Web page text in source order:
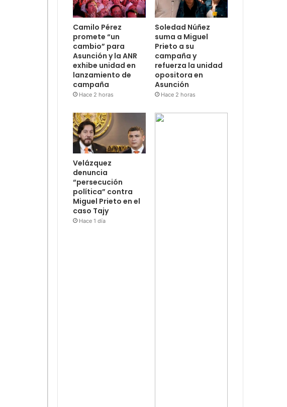
Camilo Pérez
promete “un
cambio” para
Asunción y la ANR
exhibe unidad en
lanzamiento de
campaña
Hace 2 horas
Soledad Núñez
suma a Miguel
Prieto a su
campaña y
refuerza la unidad
opositora en
Asunción
Hace 2 horas
Velázquez
denuncia
“persecución
política” contra
Miguel Prieto en el
caso Tajy
Hace 1 día